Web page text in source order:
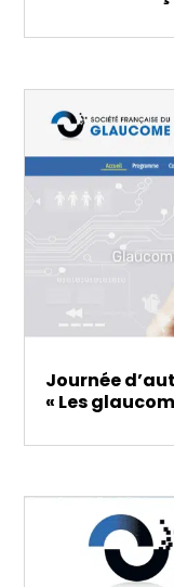
Journée
« Les